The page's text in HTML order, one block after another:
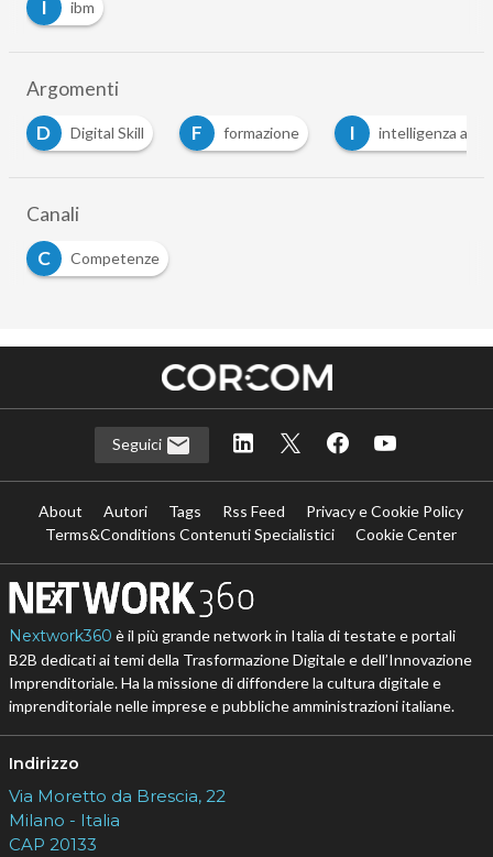
I ibm
Argomenti
Skill F formazione I intelligenza artficiale M
Canali
C
Competenze
Seguici
About Autori Tags Rss Feed
Privacy e Cookie Policy
Terms&Conditions Contenuti Specialistici
Cookie Center
Nextwork360 è il più grande network in Italia di testate e portali
B2B dedicati ai temi della Trasformazione Digitale e dell’Innovazione
Imprenditoriale. Ha la missione di diffondere la cultura digitale e
imprenditoriale nelle imprese e pubbliche amministrazioni italiane.
Indirizzo
Via Moretto da Brescia, 22
Milano - Italia
CAP 20133